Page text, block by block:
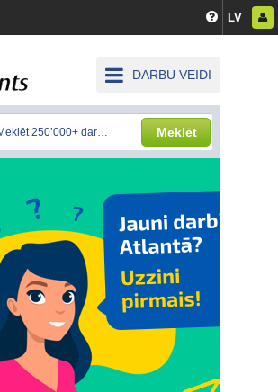
LV
DARBU VEIDI
Meklēt